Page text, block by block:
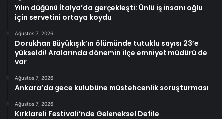
Yılın düğünü İtalya’da gerçekleşti: Ünlü iş insanı oğlu
için servetini ortaya koydu
Ağustos 7, 2026
Dorukhan Büyükışık’ın ölümünde tutuklu sayısı 23’e
yükseldi! Aralarında dönemin ilçe emniyet müdürü de
var
Ağustos 7, 2026
Ankara’da gece kulubüne müstehcenlik soruşturması
Ağustos 7, 2026
Kırklareli Festivali’nde Geleneksel Defile